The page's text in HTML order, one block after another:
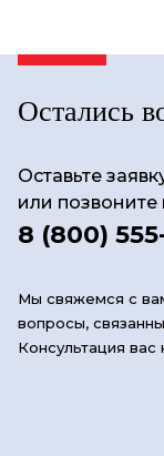
Остались
Оставьте
или
8 (800)
Мы свяжемся с
вопросы,
Консультация вас